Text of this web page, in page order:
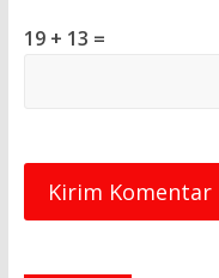
19 + 13 =